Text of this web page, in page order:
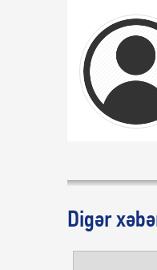
Digər